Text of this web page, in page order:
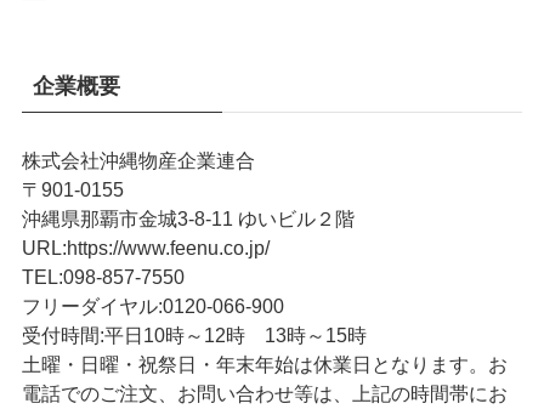
企業概要
株式会社沖縄物産企業連合
〒901-0155
沖縄県那覇市金城3-8-11 ゆいビル２階
URL:https://www.feenu.co.jp/
TEL:098-857-7550
フリーダイヤル:0120-066-900
受付時間:平日10時～12時 13時～15時
土曜・日曜・祝祭日・年末年始は休業日となります。お
電話でのご注文、お問い合わせ等は、上記の時間帯にお